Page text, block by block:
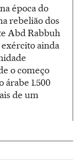
época do
rebelião dos
Abd Rabbuh
ainda
o começo
árabe 1.500
de um